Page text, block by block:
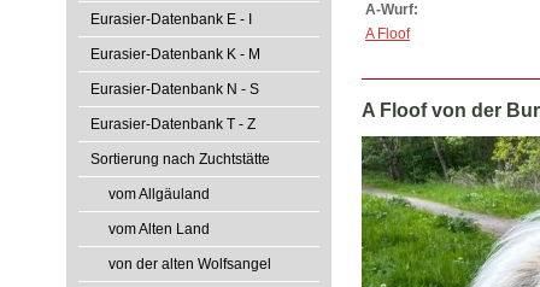
Eurasier-Datenbank E - I
Eurasier-Datenbank K - M
Eurasier-Datenbank N - S
Eurasier-Datenbank T - Z
Sortierung nach Zuchtstätte
vom Allgäuland
vom Alten Land
von der alten Wolfsangel
A-Wurf:
A Floof
A Floof von der